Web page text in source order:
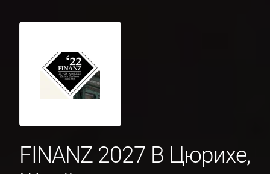
FINANZ 2027 В Цюрихе,